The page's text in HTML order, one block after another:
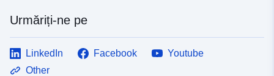
Urmăriți-ne pe
LinkedIn Facebook
Youtube
Other